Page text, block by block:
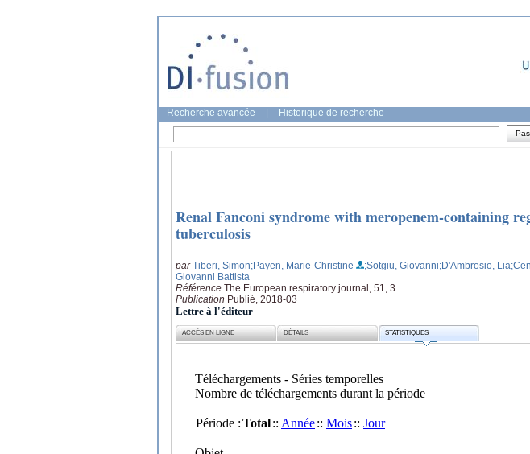
Recherche avancée Historique de recherche
Renal Fanconi syndrome with meropenem-containing
tuberculosis
parTiberi, Simon;Payen, Marie-Christine ;Sotgiu, Giovanni;D'Ambrosio, Lia
Giovanni Battista
Référence The European respiratory journal, 51, 3
Publication Publié, 2018-03
Lettre à l'éditeur
ACCÈS EN LIGNE DÉTAILS STATISTIQUES